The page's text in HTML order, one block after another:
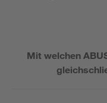
Mit welchen